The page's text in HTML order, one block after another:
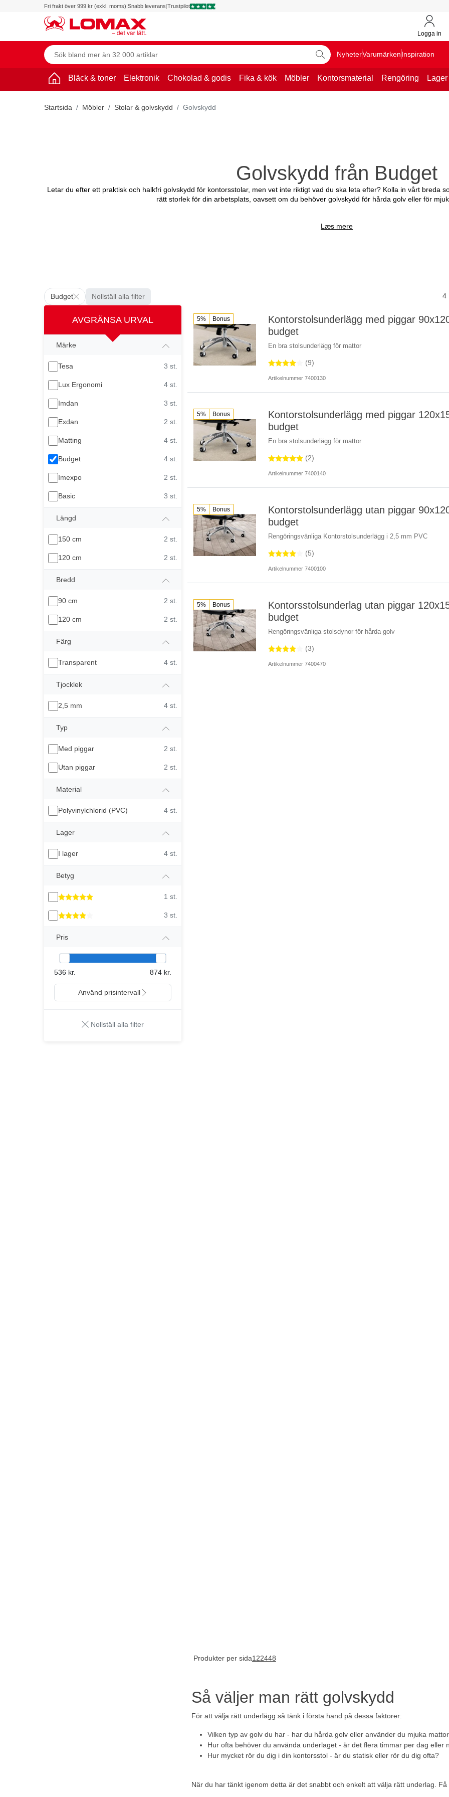
Fri frakt över 999 kr (exkl. moms)|Snabb leverans|Trustpilot
Logga in
NyheterVarumärkenInspiration
Bläck & toner Elektronik Chokolad & godis Fika & kök Möbler Kontorsmaterial Rengöring Lager
Startsida Möbler Stolar & golvskydd Golvskydd
Golvskydd från Budget
Letar du efter ett praktisk och halkfri golvskydd för kontorsstolar, men vet inte riktigt vad du ska leta efter? Kolla in vårt breda
rätt storlek för din arbetsplats, oavsett om du behöver golvskydd för hårda golv eller för
Læs mere
Budget Nollställ alla filter 4
AVGRÄNSA URVAL
Märke
Tesa 3 st.
Lux Ergonomi 4 st.
Imdan 3 st.
Exdan 2 st.
Matting 4 st.
Budget 4 st.
Imexpo 2 st.
Basic 3 st.
Längd
150 cm 2 st.
120 cm 2 st.
Bredd
90 cm 2 st.
120 cm 2 st.
Färg
Transparent 4 st.
Tjocklek
2,5 mm 4 st.
Typ
Med piggar 2 st.
Utan piggar 2 st.
Material
Polyvinylchlorid (PVC) 4 st.
Lager
I lager 4 st.
Betyg
1 st.
3 st.
Pris
536 kr. 874 kr.
Använd prisintervall
Nollställ alla filter
5% Bonus
Kontorstolsunderlägg med piggar
budget
En bra stolsunderlägg för mattor
(9)
Artikelnummer 7400130
5% Bonus
Kontorstolsunderlägg med piggar
budget
En bra stolsunderlägg för mattor
(2)
Artikelnummer 7400140
5% Bonus
Kontorstolsunderlägg utan piggar
budget
Rengöringsvänliga Kontorstolsunderlägg i 2,5 mm PVC
(5)
Artikelnummer 7400100
5% Bonus
Kontorsstolsunderlag utan piggar
budget
Rengöringsvänliga stolsdynor för hårda golv
(3)
Artikelnummer 7400470
Produkter per sida122448
Så väljer man rätt golvskydd
För att välja rätt underlägg så tänk i första hand på dessa faktorer:
Vilken typ av golv du har - har du hårda golv eller använder du mjuka
Hur ofta behöver du använda underlaget - är det flera timmar per dag eller
Hur mycket rör du dig i din kontorsstol - är du statisk eller rör du dig ofta?
När du har tänkt igenom detta är det snabbt och enkelt att välja rätt underlag.